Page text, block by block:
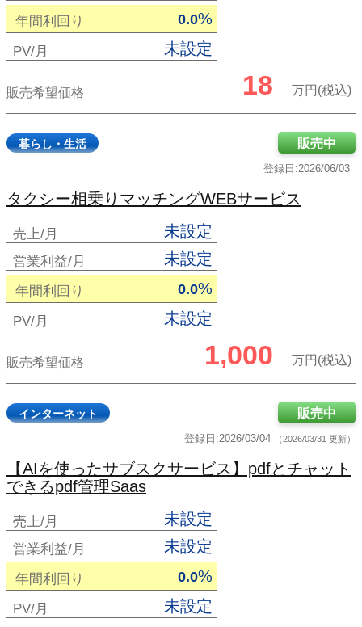
年間利回り 0.0%
PV/月 未設定
販売希望価格 18 万円(税込)
暮らし・生活
登録日:2026/06/03
販売中
タクシー相乗りマッチングWEBサービス
売上/月 未設定
営業利益/月 未設定
年間利回り 0.0%
PV/月 未設定
販売希望価格 1,000 万円(税込)
インターネット
登録日:2026/03/04 （2026/03/31 更新）
販売中
【AIを使ったサブスクサービス】pdfとチャット
できるpdf管理Saas
売上/月 未設定
営業利益/月 未設定
年間利回り 0.0%
PV/月 未設定